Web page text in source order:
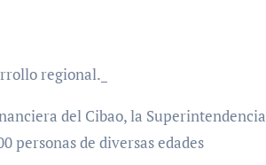
regional._
del Cibao, la Superintendencia
personas de diversas edades